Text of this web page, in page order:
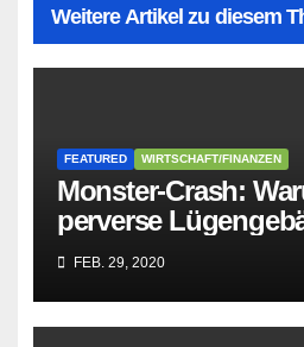
Weitere Artikel zu diesem
FEATURED WIRTSCHAFT/FINANZEN
Monster-Crash:
perverse
Sozialisten in sich
zusammenbricht!
FEB. 29, 2020